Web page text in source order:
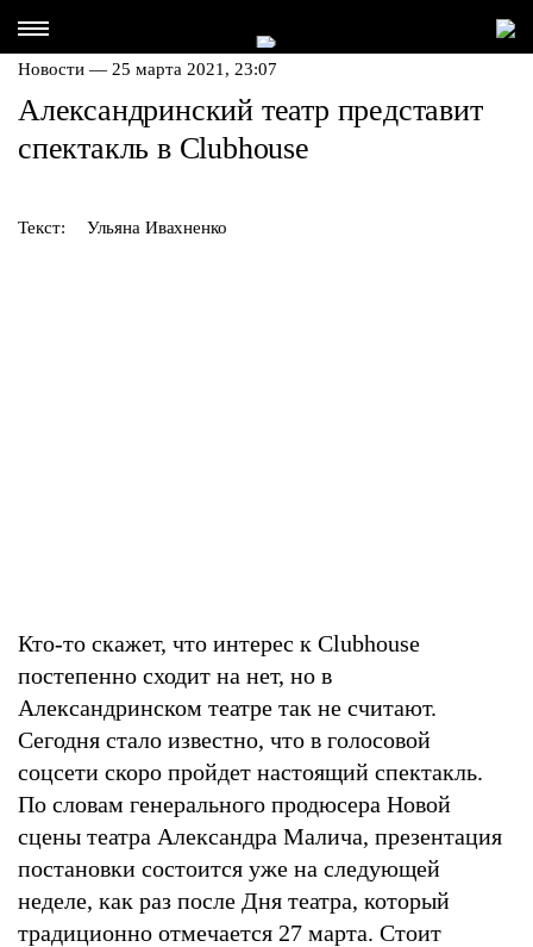
Новости — 25 марта 2021, 23:07
Александринский театр представит
спектакль в Clubhouse
Текст: Ульяна Ивахненко
Кто-то скажет, что интерес к Clubhouse
постепенно сходит на нет, но в
Александринском театре так не считают.
Сегодня стало известно, что в голосовой
соцсети скоро пройдет настоящий спектакль.
По словам генерального продюсера Новой
сцены театра Александра Малича, презентация
постановки состоится уже на следующей
неделе, как раз после Дня театра, который
традиционно отмечается 27 марта. Стоит